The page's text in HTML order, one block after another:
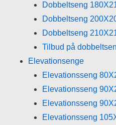
Dobbeltseng
Dobbeltseng
Dobbeltseng
Tilbud på
Elevationsenge
Elevationsseng
Elevationsseng
Elevationsseng
Elevationsseng